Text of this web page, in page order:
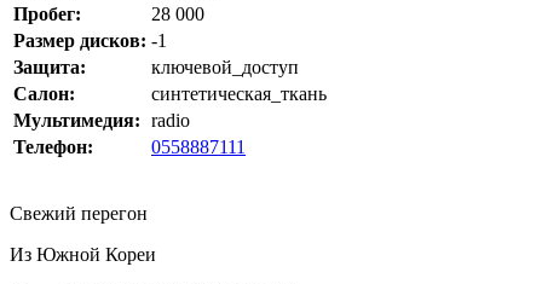
Пробег:
28 000
Размер дисков: -1
Защита:
ключевой_доступ
Салон:
синтетическая_ткань
Мультимедия: radio
Телефон:
0558887111
Свежий перегон
Из Южной Кореи